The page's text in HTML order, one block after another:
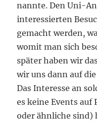
nannte. Den Uni-
interessierten
gemacht werden,
womit man sich
später haben wir
wir uns dann auf
Das Interesse an
es keine Events
oder ähnliche sind)